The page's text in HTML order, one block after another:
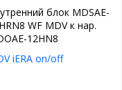
блок MDSAE-
WF MDV к нар.
12HN8
iERA on/off